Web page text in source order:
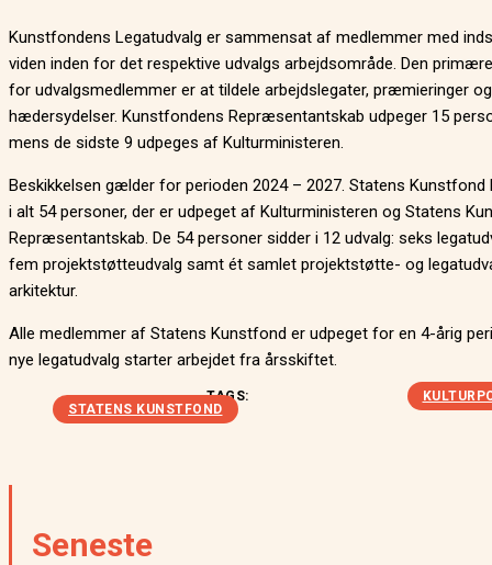
Kunstfondens Legatudvalg er sammensat af medlemmer med
viden inden for det respektive udvalgs arbejdsområde. Den
for udvalgsmedlemmer er at tildele arbejdslegater, præmieringer og
hædersydelser. Kunstfondens Repræsentantskab udpeger 15
mens de sidste 9 udpeges af Kulturministeren.
Beskikkelsen gælder for perioden 2024 – 2027. Statens Kunstfond
i alt 54 personer, der er udpeget af Kulturministeren og Statens
Repræsentantskab. De 54 personer sidder i 12 udvalg: seks
fem projektstøtteudvalg samt ét samlet projektstøtte- og
arkitektur.
Alle medlemmer af Statens Kunstfond er udpeget for en 4-årig
nye legatudvalg starter arbejdet fra årsskiftet.
TAGS:
STATENS KUNSTFOND
Seneste